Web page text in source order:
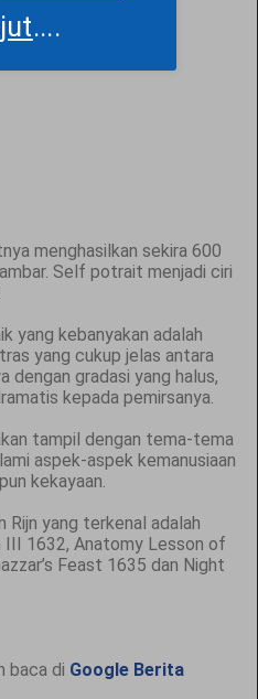
....
menghasilkan sekira 600
Self potrait menjadi ciri
yang kebanyakan adalah
yang cukup jelas antara
dengan gradasi yang halus,
kepada pemirsanya.
tampil dengan tema-tema
aspek-aspek kemanusiaan
kekayaan.
Rijn yang terkenal adalah
III 1632, Anatomy Lesson of
Feast 1635 dan Night
baca di Google Berita